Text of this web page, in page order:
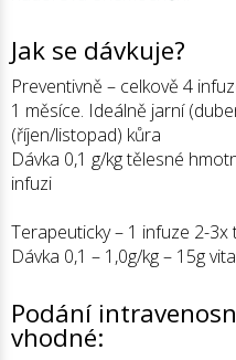
Jak se dávkuje?
Preventivně – celkově 4
1 měsíce. Ideálně jarní
(říjen/listopad) kůra
Dávka 0,1 g/kg tělesné
infuzi
Terapeuticky – 1 infuze 2-
Dávka 0,1 – 1,0g/kg – 15g
Podání
vhodné: